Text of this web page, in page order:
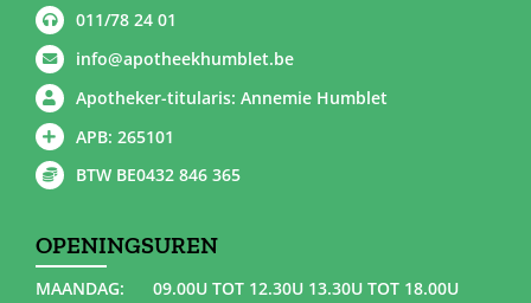
011/78 24 01
info@apotheekhumblet.be
Apotheker-titularis: Annemie Humblet
APB: 265101
BTW BE0432 846 365
OPENINGSUREN
MAANDAG:
09.00U TOT 12.30U 13.30U TOT 18.00U